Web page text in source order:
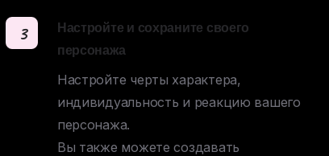
3
Настройте и сохраните своего
персонажа
Настройте черты характера,
индивидуальность и реакцию вашего
персонажа.
Вы также можете создавать